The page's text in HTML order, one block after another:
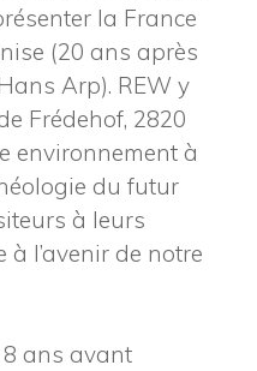
la France
(20 ans après
Arp). REW y
Frédehof, 2820
environnement à
du futur
à leurs
l’avenir de notre
8 ans avant